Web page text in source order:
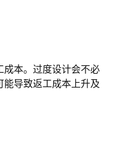
成本。过度设计会不必
导致返工成本上升及